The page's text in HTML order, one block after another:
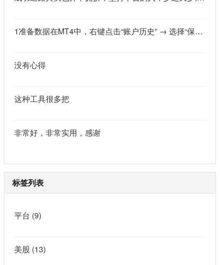
1准备数据在MT4中，右键点击“账户历史” → 选择“保存为详细户口结单” → 保存为一个HTML文件。用Excel打开这个HTML文件，或者打开它并复制全部内容，粘贴到一个空白Excel工作表中。2使用你的.xlsm文件打开你已经保存好的“MT4报表合并神器.xlsm”文件。将上一步中未处理的两行数据，复制并粘贴到这个.xlsm文件的第一个工作表中。3运行宏在Excel中，按快捷键 Alt + F8 打开“宏”对话框。选择名为 MergeMT4Statement_Ultimate 的宏，然后点击“执行”或“运行”。4完成宏运行后，你会发现原本错位成两行的数据，已经自动合并成一行了。
没有心得
这种工具很多把
非常好，非常实用，感谢
标签列表
平台 (9)
美股 (13)